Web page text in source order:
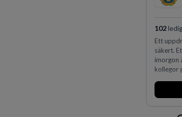
102
Ett
säkert.
imorgon
kollegor